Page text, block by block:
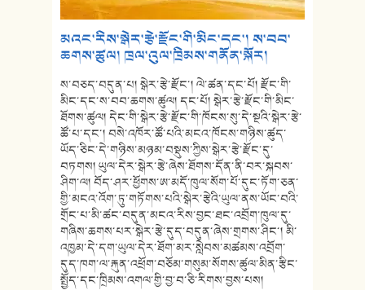
མའང་རིས་སྒེར་རྩེ་རྫོང་གི་མིང་དང་། ས་བབ་
ཆགས་ཚུལ། ཁྲལ་འུལ་ཁྲིམས་གནོན་སྐོར།
ས་བཅད་བདུན་པ། སྒེར་རྩེ་རྫོང་། ལེ་ཚན་དང་པོ། རྫོང་གི་
མིང་དང་ས་བབ་ཆགས་ཚུལ། དང་པོ། སྒེར་རྩེ་རྫོང་གི་མིང་
ཐོགས་ཚུལ། དེང་གི་སྒེར་རྩེ་རྫོང་གི་ཁོངས་སུ་དེ་སྔའི་སྒེར་རྩེ་
ཚོ་པ་དང་། བསེ་འཁོར་ཚོ་པའི་མངའ་ཁོངས་གཉིས་ཚུད་
ཡོད་ཅིང་དེ་གཉིས་མཉམ་བསྡུས་ཀྱིས་སྒེར་རྩེ་རྫོང་དུ་
བཏགས། ཡུལ་དེར་སྒེར་རྩེ་ཞེས་ཐོགས་དོན་ནི་བར་སྐབས་
ཤིག་ལ། བོད་ཤར་ཕྱོགས་ཨ་མདོ་ཁུལ་སོག་པོ་དུང་ཏོག་ཅན་
གྱི་མངའ་འོག་ཏུ་གཏོགས་པའི་སྒེར་རྩེའི་ཡུལ་ནས་ཡོང་བའི་
གྲོང་པ་མི་ཚང་བདུན་མངའ་རིས་བྱང་ཐང་འབྲོག་ཁུལ་དུ་
གཞིས་ཆགས་པར་སྒེར་རྩེ་དུད་བདུན་ཞེས་གྲགས་ཤིང་། མི་
འཁྱམ་དེ་དག་ཡུལ་དེར་ཐོག་མར་སླེབས་མཚམས་འབྲོག་
དུད་ཁག་ལ་རྐུན་འཕྲོག་བཅོམ་གསུམ་སོགས་ཚུལ་མིན་རྩིང་
སྤྱོད་དང་ཁྲིམས་འགལ་གྱི་བྱ་བ་ཅི་རིགས་བྱས་པས།